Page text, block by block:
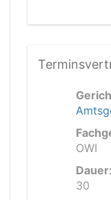
OWI
Dauer:
30